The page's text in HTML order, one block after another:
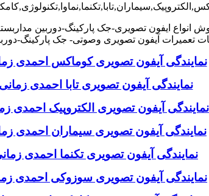
ایفون تصویری-جک پارکینگ-دوربین
آیفون تصویری وصوتی- جک پارکینگ-
نمایندگی آیفون تصویری کوماکس احمدی
نمایندگی آیفون تصویری تابا احمدی زمانی
نمایندگی آیفون تصویری الکتروپیک احمدی
نمایندگی آیفون تصویری سیماران احمدی
نمایندگی آیفون تصویری تکنما احمدی
نمایندگی آیفون تصویری سوزوکی احمدی